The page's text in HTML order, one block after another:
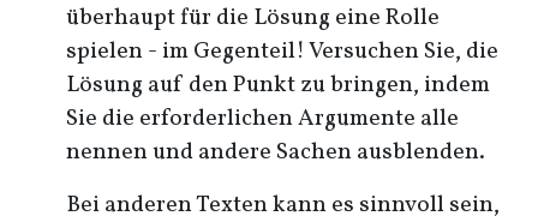
überhaupt für die Lösung eine Rolle
spielen - im Gegenteil! Versuchen Sie, die
Lösung auf den Punkt zu bringen, indem
Sie die erforderlichen Argumente alle
nennen und andere Sachen ausblenden.
Bei anderen Texten kann es sinnvoll sein,